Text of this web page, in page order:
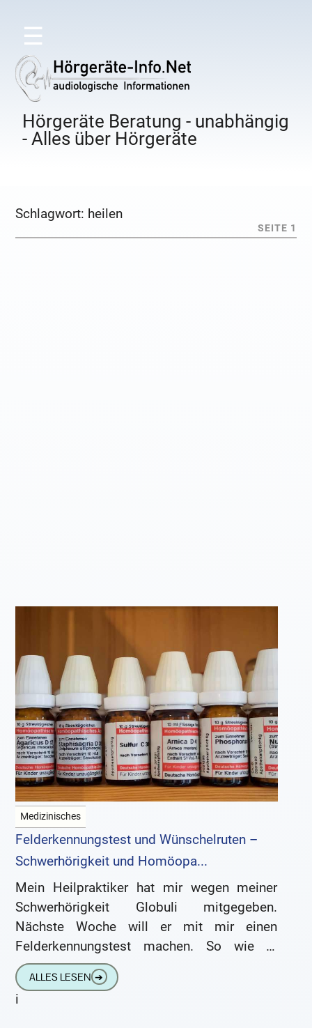
☰
Hörgeräte Beratung - unabhängig
- Alles über Hörgeräte
Schlagwort: heilen
SEITE 1
Medizinisches
Felderkennungstest und Wünschelruten –
Schwerhörigkeit und Homöopa...
Mein Heilpraktiker hat mir wegen meiner
Schwerhörigkeit Globuli mitgegeben.
Nächste Woche will er mit mir einen
Felderkennungstest machen. So wie er
erklärt, hält er die Diagnose des HNO-Arztes
(Prebysakusis) für
ALLES LESEN ➔
i